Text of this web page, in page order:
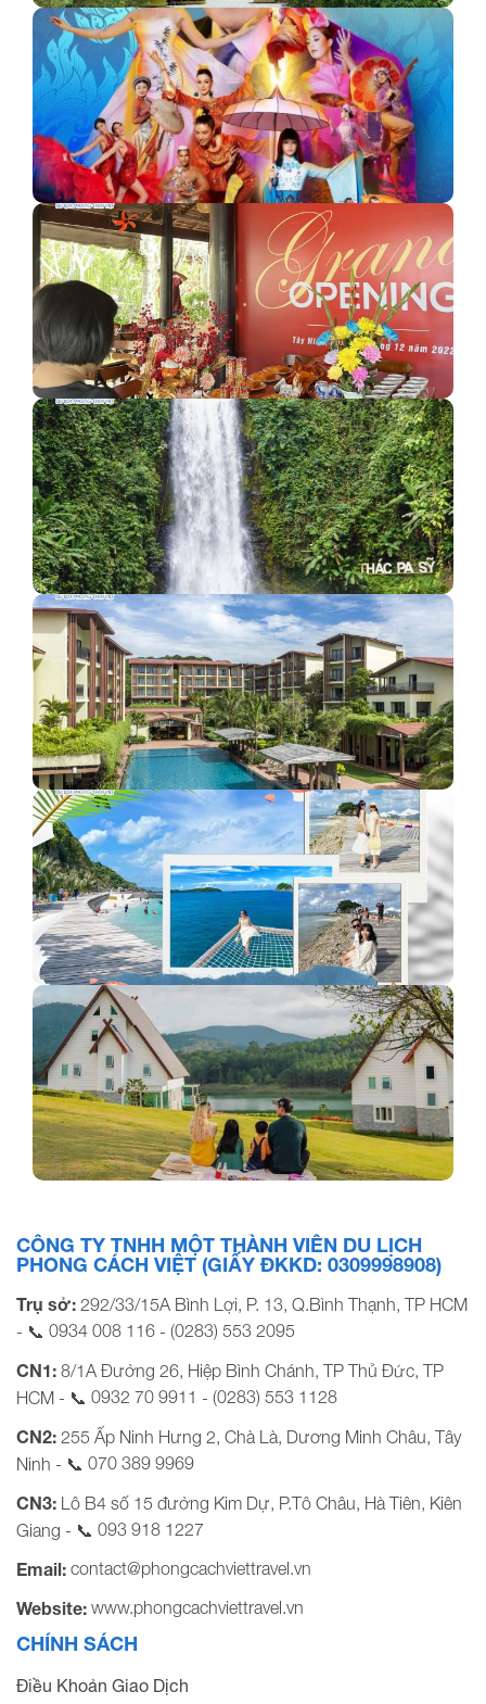
Khám phá Chùa Vĩnh Tràng - Địa điểm du lịch tâm…
Trung tâm Thúy Nga công bố chính thức Poster Paris
By…
Trạm dừng chân - Đại lý vé cáp treo Bích Huệ…
Măng Đen: Thiên đường hoang sơ của vùng núi
Dusit Princess Moonrise Beach Resort Phú Quốc - Ngôi
sao mới…
Hòn Hai Bờ Đập Nam Du Với Diện Mạo Mới
CÔNG TY TNHH MỘT THÀNH VIÊN DU LỊCH
PHONG CÁCH VIỆT (GIẤY ĐKKD: 0309998908)
Trụ sở: 292/33/15A Bình Lợi, P. 13, Q.Bình Thạnh, TP HCM
- 📞 0934 008 116 - (0283) 553 2095
CN1: 8/1A Đường 26, Hiệp Bình Chánh, TP Thủ Đức, TP
HCM - 📞 0932 70 9911 - (0283) 553 1128
CN2: 255 Ấp Ninh Hưng 2, Chà Là, Dương Minh Châu, Tây
Ninh - 📞 070 389 9969
CN3: Lô B4 số 15 đường Kim Dự, P.Tô Châu, Hà Tiên, Kiên
Giang - 📞 093 918 1227
Email: contact@phongcachviettravel.vn
Website: www.phongcachviettravel.vn
CHÍNH SÁCH
Điều Khoản Giao Dịch